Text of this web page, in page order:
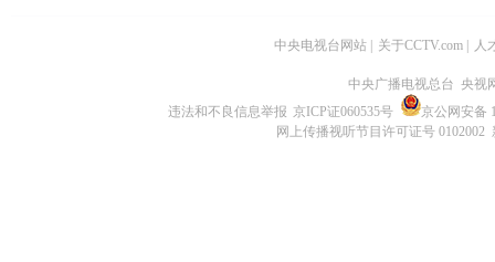
中央电视台网站 关于CCTV.com 人
中央广播电视总台 央视
违法和不良信息举报 京ICP证060535号
京公网安备
网上传播视听节目许可证号 0102002